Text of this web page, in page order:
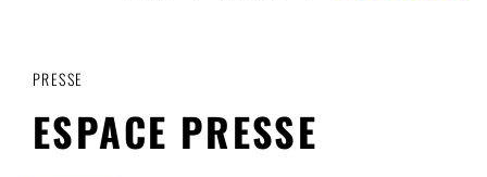
PRESSE
ESPACE PRESSE